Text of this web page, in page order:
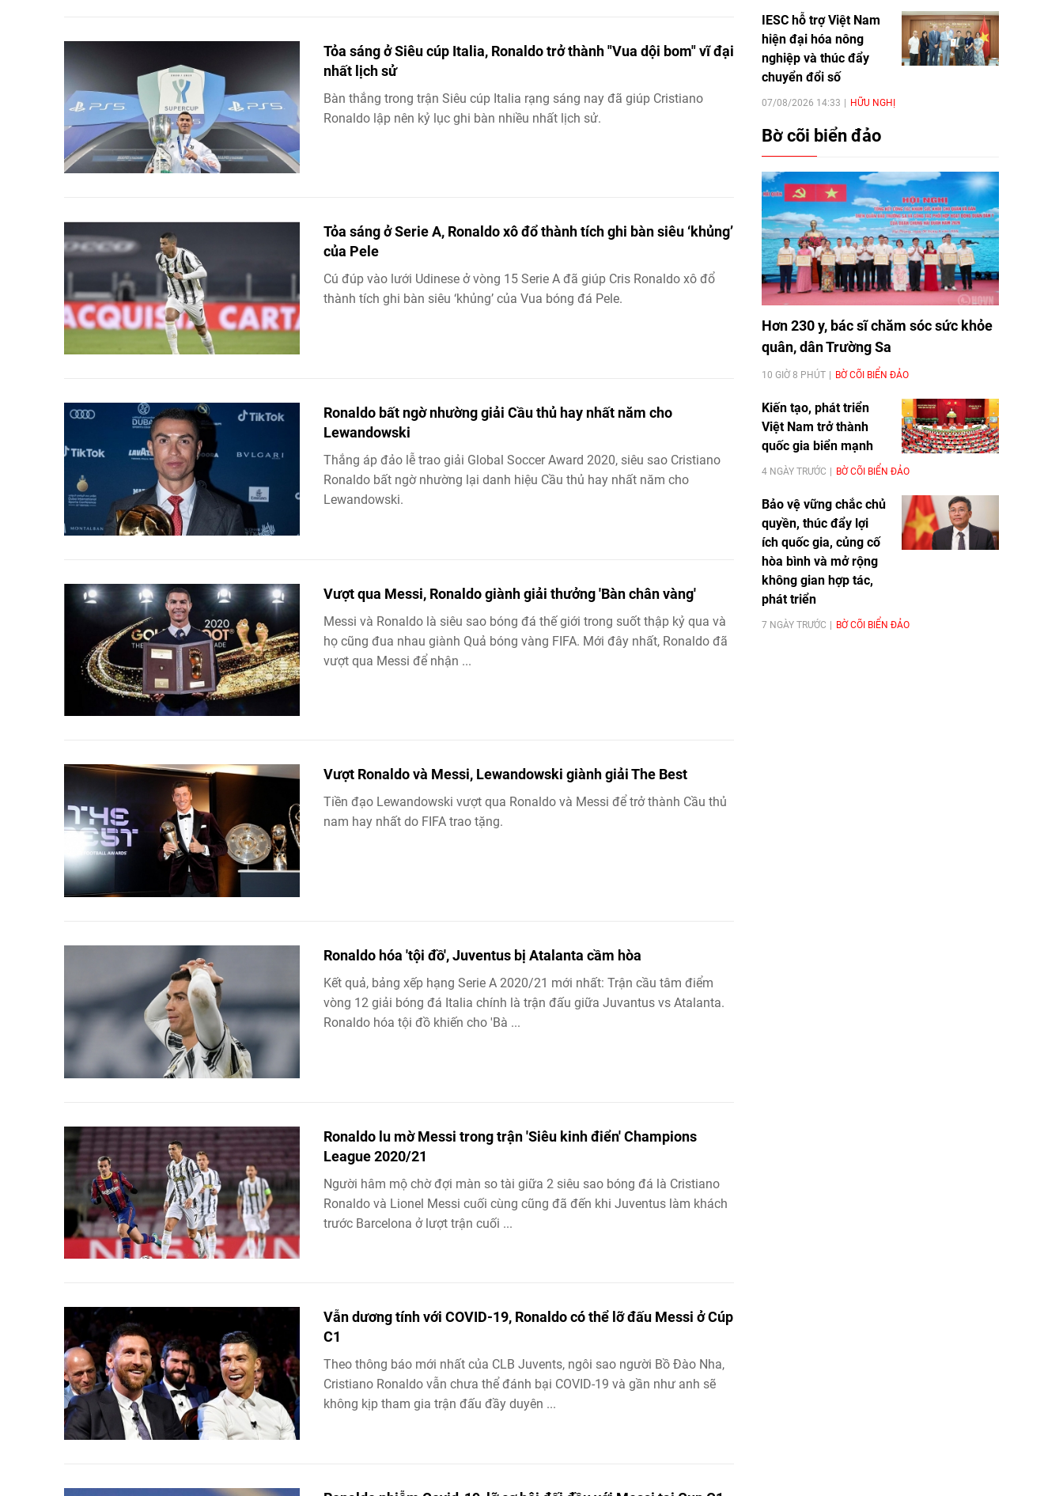
Tỏa sáng ở Siêu cúp Italia, Ronaldo trở thành "Vua dội bom" vĩ đại
nhất lịch sử
Bàn thắng trong trận Siêu cúp Italia rạng sáng nay đã giúp Cristiano
Ronaldo lập nên kỷ lục ghi bàn nhiều nhất lịch sử.
Tỏa sáng ở Serie A, Ronaldo xô đổ thành tích ghi bàn siêu ‘khủng’
của Pele
Cú đúp vào lưới Udinese ở vòng 15 Serie A đã giúp Cris Ronaldo xô đổ
thành tích ghi bàn siêu ‘khủng’ của Vua bóng đá Pele.
Ronaldo bất ngờ nhường giải Cầu thủ hay nhất năm cho
Lewandowski
Thắng áp đảo lễ trao giải Global Soccer Award 2020, siêu sao Cristiano
Ronaldo bất ngờ nhường lại danh hiệu Cầu thủ hay nhất năm cho
Lewandowski.
Vượt qua Messi, Ronaldo giành giải thưởng 'Bàn chân vàng'
Messi và Ronaldo là siêu sao bóng đá thế giới trong suốt thập kỷ qua và
họ cũng đua nhau giành Quả bóng vàng FIFA. Mới đây nhất, Ronaldo đã
vượt qua Messi để nhận ...
Vượt Ronaldo và Messi, Lewandowski giành giải The Best
Tiền đạo Lewandowski vượt qua Ronaldo và Messi để trở thành Cầu thủ
nam hay nhất do FIFA trao tặng.
Ronaldo hóa 'tội đồ', Juventus bị Atalanta cầm hòa
Kết quả, bảng xếp hạng Serie A 2020/21 mới nhất: Trận cầu tâm điểm
vòng 12 giải bóng đá Italia chính là trận đấu giữa Juvantus vs Atalanta.
Ronaldo hóa tội đồ khiến cho 'Bà ...
Ronaldo lu mờ Messi trong trận 'Siêu kinh điển' Champions
League 2020/21
Người hâm mộ chờ đợi màn so tài giữa 2 siêu sao bóng đá là Cristiano
Ronaldo và Lionel Messi cuối cùng cũng đã đến khi Juventus làm khách
trước Barcelona ở lượt trận cuối ...
Vẫn dương tính với COVID-19, Ronaldo có thể lỡ đấu Messi ở Cúp
C1
Theo thông báo mới nhất của CLB Juvents, ngôi sao người Bồ Đào Nha,
Cristiano Ronaldo vẫn chưa thể đánh bại COVID-19 và gần như anh sẽ
không kịp tham gia trận đấu đầy duyên ...
IESC hỗ trợ Việt Nam
hiện đại hóa nông
nghiệp và thúc đẩy
chuyển đổi số
07/08/2026 14:33 HỮU NGHỊ
Bờ cõi biển đảo
Hơn 230 y, bác sĩ chăm sóc sức khỏe
quân, dân Trường Sa
10 GIỜ 8 PHÚT BỜ CÕI BIỂN ĐẢO
Kiến tạo, phát triển
Việt Nam trở thành
quốc gia biển mạnh
4 NGÀY TRƯỚC BỜ CÕI BIỂN ĐẢO
Bảo vệ vững chắc chủ
quyền, thúc đẩy lợi
ích quốc gia, củng cố
hòa bình và mở rộng
không gian hợp tác,
phát triển
7 NGÀY TRƯỚC BỜ CÕI BIỂN ĐẢO